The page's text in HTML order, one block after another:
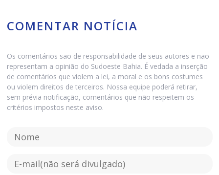
COMENTAR NOTÍCIA
Os comentários são de responsabilidade de seus autores e não
representam a opinião do Sudoeste Bahia. É vedada a inserção
de comentários que violem a lei, a moral e os bons costumes
ou violem direitos de terceiros. Nossa equipe poderá retirar,
sem prévia notificação, comentários que não respeitem os
critérios impostos neste aviso.